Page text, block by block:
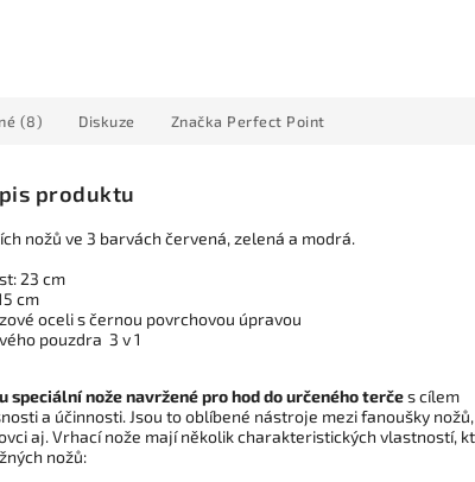
(8) Diskuze Značka Perfect Point
produktu
nožů ve 3 barvách červená, zelená a modrá.
23 cm
cm
oceli s černou povrchovou úpravou
pouzdra 3 v 1
speciální nože navržené pro hod do určeného terčes cílem
a účinnosti. Jsou to oblíbené nástroje mezi fanoušky nožů,
aj. Vrhací nože mají několik charakteristických vlastností,
nožů: